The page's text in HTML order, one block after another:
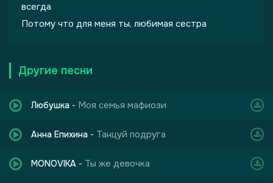
всегда
Потому что для меня ты, любимая сестра
Другие песни
Любушка - Моя семья мафиози
Анна Епихина - Танцуй подруга
MONOVIKA - Ты же девочка